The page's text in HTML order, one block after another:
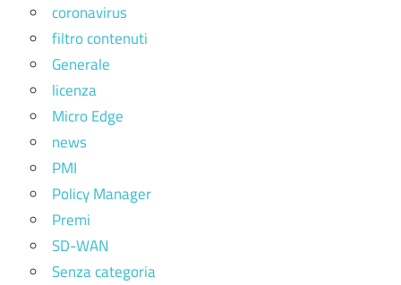
coronavirus
filtro contenuti
Generale
licenza
Micro Edge
news
PMI
Policy Manager
Premi
SD-WAN
Senza categoria